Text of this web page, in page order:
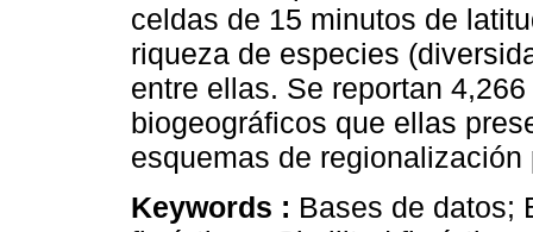
celdas de 15 minutos de
riqueza de especies
entre ellas. Se reportan
biogeográficos que ellas
esquemas de regionalización
Keywords : Bases de datos;